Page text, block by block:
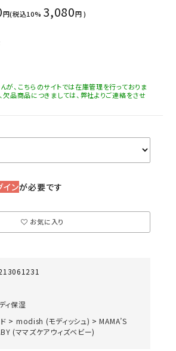
円(税込10% 3,080円 )
が、こちらのサイトでは在庫管理を行っておりま
欠品商品につきましては、弊社よりご連絡をさせ
インが必要です
お気に入り
ィ保湿
> modish (モディッシュ) >MAMA’S
(ママズケアウィズベビー)